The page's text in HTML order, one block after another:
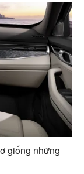
giống những